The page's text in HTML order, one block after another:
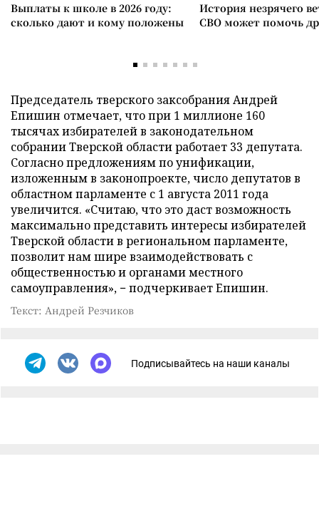
Выплаты к школе в 2026 году:
сколько дают и кому положены
История незрячего
СВО может помочь
Председатель тверского заксобрания Андрей
Епишин отмечает, что при 1 миллионе 160
тысячах избирателей в законодательном
собрании Тверской области работает 33 депутата.
Согласно предложениям по унификации,
изложенным в законопроекте, число депутатов в
областном парламенте с 1 августа 2011 года
увеличится. «Считаю, что это даст возможность
максимально представить интересы избирателей
Тверской области в региональном парламенте,
позволит нам шире взаимодействовать с
общественностью и органами местного
самоуправления», − подчеркивает Епишин.
Текст: Андрей Резчиков
Подписывайтесь на наши каналы